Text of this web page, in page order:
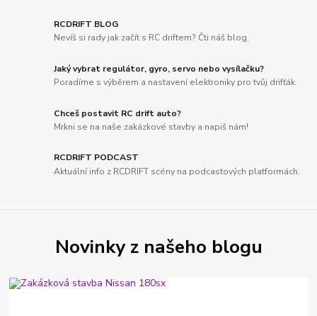
RCDRIFT BLOG
Nevíš si rady jak začít s RC driftem? Čti náš blog.
Jaký vybrat regulátor, gyro, servo nebo vysílačku?
Poradíme s výběrem a nastavení elektroniky pro tvůj drifťák.
Chceš postavit RC drift auto?
Mrkni se na naše zakázkové stavby a napiš nám!
RCDRIFT PODCAST
Aktuální info z RCDRIFT scény na podcastových platformách.
Novinky z našeho blogu